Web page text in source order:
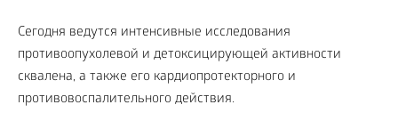
Сегодня ведутся интенсивные исследования
противоопухолевой и детоксицирующей активности
сквалена, а также его кардиопротекторного и
противовоспалительного действия.